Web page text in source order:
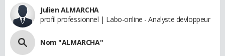
Julien ALMARCHA
profil professionnel | Labo-online - Analyste devloppeur
Nom "ALMARCHA"